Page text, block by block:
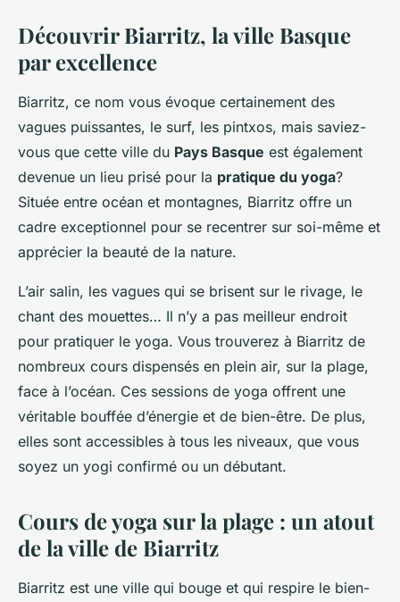
Découvrir Biarritz, la ville Basque
par excellence
Biarritz, ce nom vous évoque certainement des
vagues puissantes, le surf, les pintxos, mais saviez-
vous que cette ville du Pays Basque est également
devenue un lieu prisé pour la pratique du yoga?
Située entre océan et montagnes, Biarritz offre un
cadre exceptionnel pour se recentrer sur soi-même et
apprécier la beauté de la nature.
L’air salin, les vagues qui se brisent sur le rivage, le
chant des mouettes… Il n’y a pas meilleur endroit
pour pratiquer le yoga. Vous trouverez à Biarritz de
nombreux cours dispensés en plein air, sur la plage,
face à l’océan. Ces sessions de yoga offrent une
véritable bouffée d’énergie et de bien-être. De plus,
elles sont accessibles à tous les niveaux, que vous
soyez un yogi confirmé ou un débutant.
Cours de yoga sur la plage : un atout
de la ville de Biarritz
Biarritz est une ville qui bouge et qui respire le bien-